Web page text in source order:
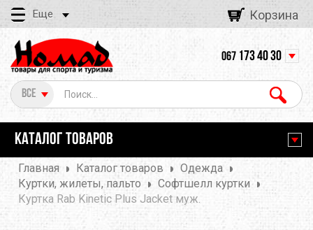
Еще Корзина
Все
067 173 40 30
КАТАЛОГ ТОВАРОВ
Главная Каталог товаров
Одежда
Куртки, жилеты, пальто
Софтшелл куртки
Куртка Rab Kinetic Plus Jacket муж.